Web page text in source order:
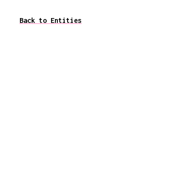
Back to Entities